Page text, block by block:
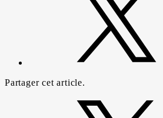
Partager cet article.